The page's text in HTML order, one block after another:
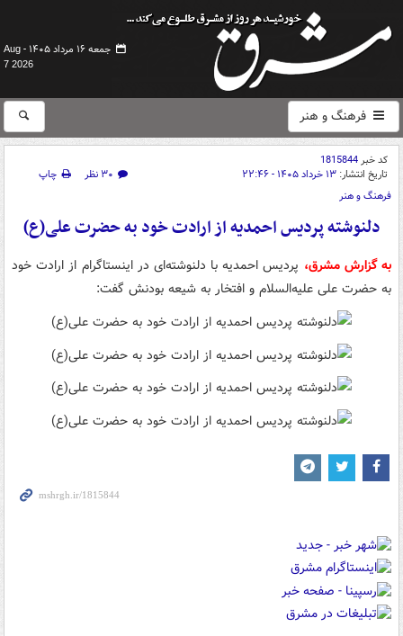
جمعه ۱۶ مرداد ۱۴۰۵ -
Aug
7 2026
فرهنگ و هنر
کد خبر1815844
تاریخ انتشار: ۱۳ خرداد ۱۴۰۵ - ۲۲:۴۶ ۳۰ نظر
چاپ
فرهنگ و هنر
دلنوشته‌ پردیس احمدیه از ارادت خود به حضرت علی(ع)
به گزارش مشرق، پردیس احمدیه با دلنوشته‌ای در اینستاگرام از ارادت خود
به حضرت علی علیه‌السلام و افتخار به شیعه بودنش گفت: